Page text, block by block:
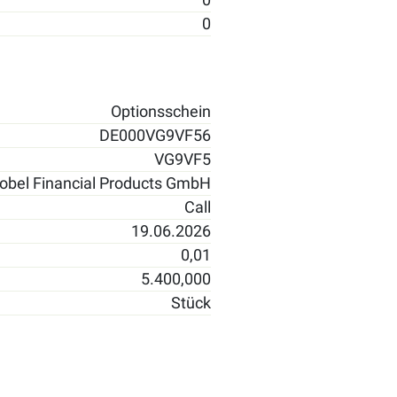
0
Optionsschein
DE000VG9VF56
VG9VF5
Financial Products GmbH
Call
19.06.2026
0,01
5.400,000
Stück